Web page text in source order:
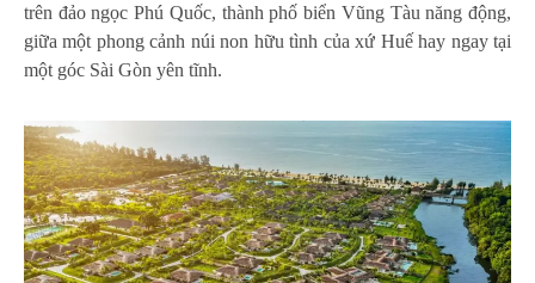
trên đảo ngọc Phú Quốc, thành phố biển Vũng Tàu năng động,
giữa một phong cảnh núi non hữu tình của xứ Huế hay ngay tại
một góc Sài Gòn yên tĩnh.